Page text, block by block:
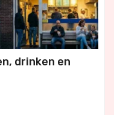
drinken en